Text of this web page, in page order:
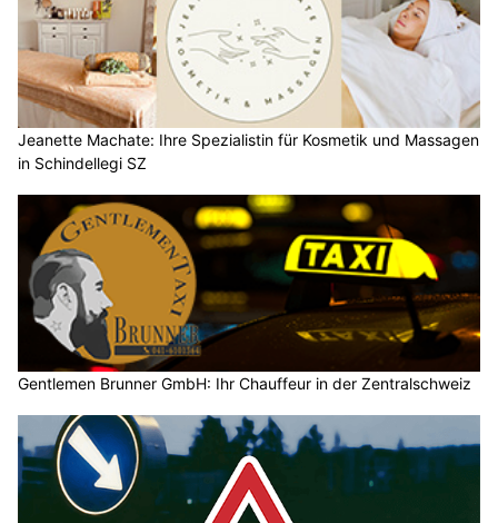
Jeanette Machate: Ihre Spezialistin für Kosmetik und Massagen
in Schindellegi SZ
Gentlemen Brunner GmbH: Ihr Chauffeur in der Zentralschweiz